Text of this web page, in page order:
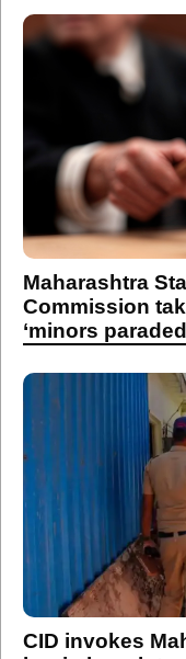
Maharashtra
Commission
‘minors
CID invokes